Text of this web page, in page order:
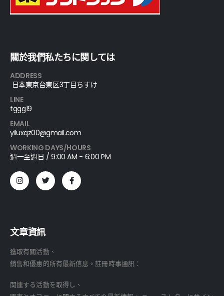
關於我們私たちに関しては
ADDRESS
日本東京台東区3丁目ちすけ
LINE
tggg19
EMAIL
yiluxqz00@gmail.com
WORKING DAYS/HOURS
週一至週日 / 9:00 AM - 6:00 PM
文章資訊
獲取有關活動、
銷售和優惠的所有最新信息。註冊時事通訊：
関連する活動を取得し、